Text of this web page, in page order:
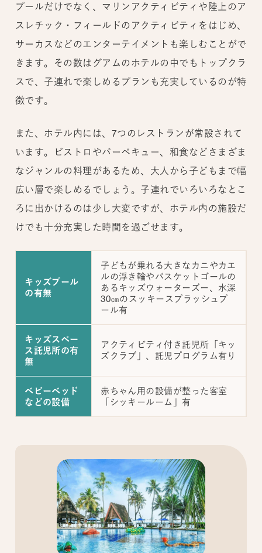
プールだけでなく、マリンアクティビティや陸上のア
スレチック・フィールドのアクティビティをはじめ、
サーカスなどのエンターテイメントも楽しむことがで
きます。その数はグアムのホテルの中でもトップクラ
スで、子連れで楽しめるプランも充実しているのが特
徴です。
また、ホテル内には、7つのレストランが常設されて
います。ビストロやバーベキュー、和食などさまざま
なジャンルの料理があるため、大人から子どもまで幅
広い層で楽しめるでしょう。子連れでいろいろなとこ
ろに出かけるのは少し大変ですが、ホテル内の施設だ
けでも十分充実した時間を過ごせます。
キッズプール
の有無
子どもが乗れる大きなカニやカエ
ルの浮き輪やバスケットゴールの
あるキッズウォーターズー、水深
30㎝のスッキースプラッシュプ
ール有
キッズスペー
ス託児所の有
無
アクティビティ付き託児所「キッ
ズクラブ」、託児プログラム有り
ベビーベッド
などの設備
赤ちゃん用の設備が整った客室
「シッキールーム」有